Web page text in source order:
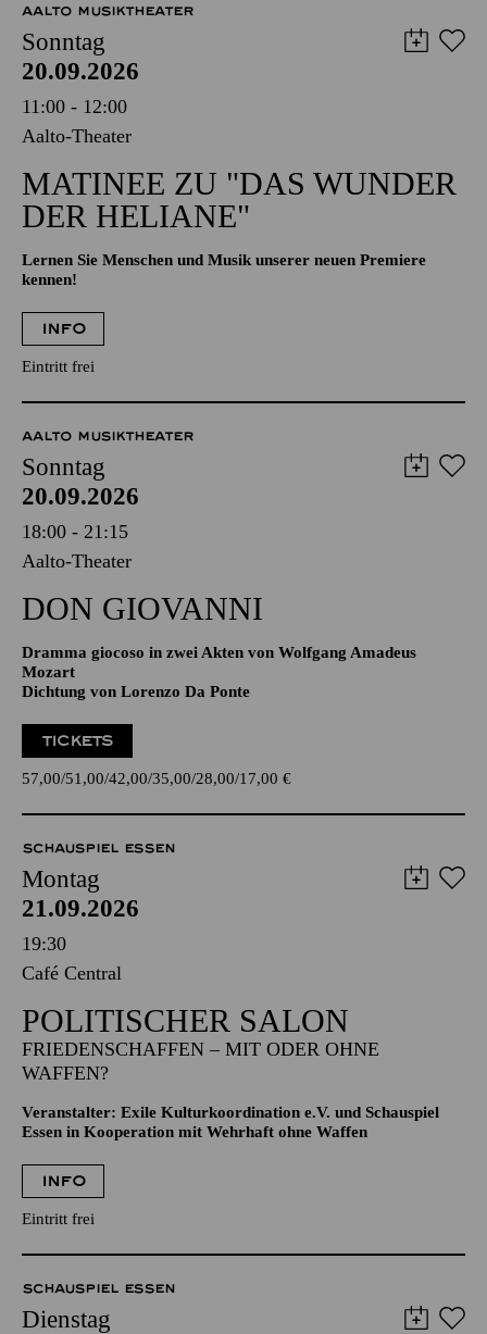
AALTO MUSIKTHEATER
Sonntag
20.09.2026
11:00 - 12:00
Aalto-Theater
MATINEE ZU "DAS WUNDER
DER HELIANE"
Lernen Sie Menschen und Musik unserer neuen Premiere
kennen!
INFO
Eintritt frei
AALTO MUSIKTHEATER
Sonntag
20.09.2026
18:00 - 21:15
Aalto-Theater
DON GIO­VANNI
Dramma giocoso in zwei Akten von Wolfgang Amadeus
Mozart
Dichtung von Lorenzo Da Ponte
TICKETS
57,00 51,00 42,00 35,00 28,00 17,00 €
SCHAUSPIEL ESSEN
Montag
21.09.2026
19:30
Café Central
POLITISCHER SALON
FRIEDENSCHAFFEN – MIT ODER OHNE
WAFFEN?
Veranstalter: Exile Kulturkoordination e.V. und Schauspiel
Essen in Kooperation mit Wehrhaft ohne Waffen
INFO
Eintritt frei
SCHAUSPIEL ESSEN
Dienstag